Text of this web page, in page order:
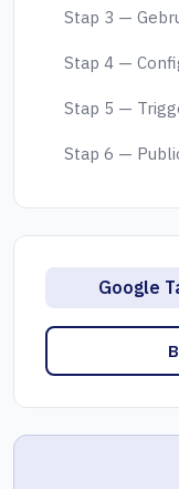
Stap 3 —
Stap 4 —
Stap 5 —
Stap 6 —
Google